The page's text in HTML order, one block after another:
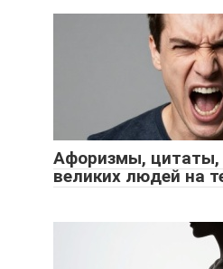
Афоризмы, цитаты,
великих людей на